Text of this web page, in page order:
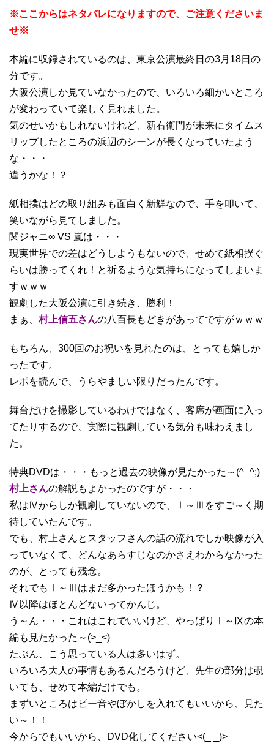
※ここからはネタバレになりますので、ご注意くださいま
せ※
本編に収録されているのは、東京公演最終日の3月18日の
分です。
大阪公演しか見ていなかったので、いろいろ細かいところ
が変わっていて楽しく見れました。
気のせいかもしれないけれど、新右衛門が未来にタイムス
リップしたところの浜辺のシーンが長くなっていたよう
な・・・
違うかな！？
紙相撲はどの取り組みも面白く新鮮なので、手を叩いて、
笑いながら見てしました。
関ジャニ∞ VS 嵐は・・・
現実世界での差はどうしようもないので、せめて紙相撲ぐ
らいは勝ってくれ！と祈るような気持ちになってしまいま
すｗｗｗ
観劇した大阪公演に引き続き、勝利！
まぁ、村上信五さんの八百長もどきがあってですがｗｗｗ
もちろん、300回のお祝いを見れたのは、とっても嬉しか
ったです。
レポを読んで、うらやましい限りだったんです。
舞台だけを撮影しているわけではなく、客席が画面に入っ
てたりするので、実際に観劇している気分も味わえまし
た。
特典DVDは・・・もっと過去の映像が見たかった～(^_^;)
村上さんの解説もよかったのですが・・・
私はⅣからしか観劇していないので、Ⅰ～Ⅲをすご～く期
待していたんです。
でも、村上さんとスタッフさんの話の流れでしか映像が入
っていなくて、どんなあらすじなのかさえわからなかった
のが、とっても残念。
それでもⅠ～Ⅲはまだ多かったほうかも！？
Ⅳ以降はほとんどないってかんじ。
う～ん・・・これはこれでいいけど、やっぱりⅠ～Ⅸの本
編も見たかった～(>_<)
たぶん、こう思っている人は多いはず。
いろいろ大人の事情もあるんだろうけど、先生の部分は覗
いても、せめて本編だけでも。
まずいところはピー音やぼかしを入れてもいいから、見た
い～！！
今からでもいいから、DVD化してください<(_ _)>